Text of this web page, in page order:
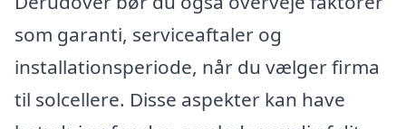
som garanti, serviceaftaler og
installationsperiode, når du vælger firma
til solcellere. Disse aspekter kan have